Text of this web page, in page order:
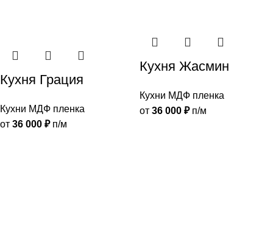
Кухня Грация
Кухни МДФ пленка
от 36 000 ₽п/м
Кухня Жасмин
Кухни МДФ пленка
от 36 000 ₽п/м